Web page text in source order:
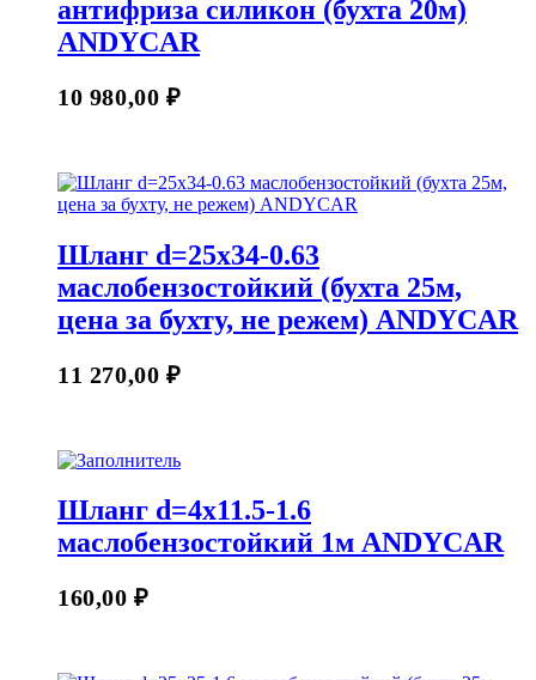
антифриза силикон (бухта 20м)
ANDYCAR
10 980,00 ₽
Шланг d=25х34-0.63
маслобензостойкий (бухта 25м,
цена за бухту, не режем) ANDYCAR
11 270,00 ₽
Шланг d=4х11.5-1.6
маслобензостойкий 1м ANDYCAR
160,00₽